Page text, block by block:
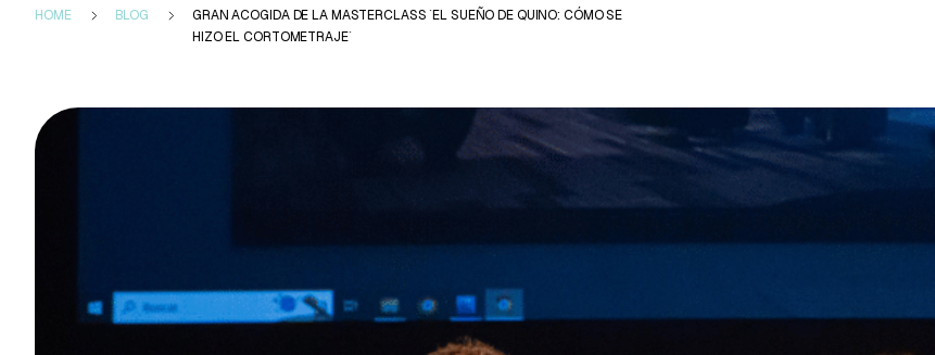
HOME BLOG
GRAN ACOGIDA DE LA MASTERCLASS `EL SUEÑO DE QUINO: CÓMO SE
HIZO EL CORTOMETRAJE´